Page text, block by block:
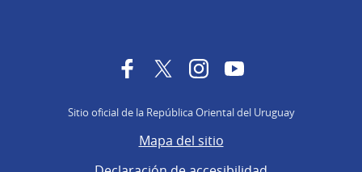
FacebookTwitterInstagramYouTube
Sitio oficial de la República Oriental del Uruguay
Mapa del sitio